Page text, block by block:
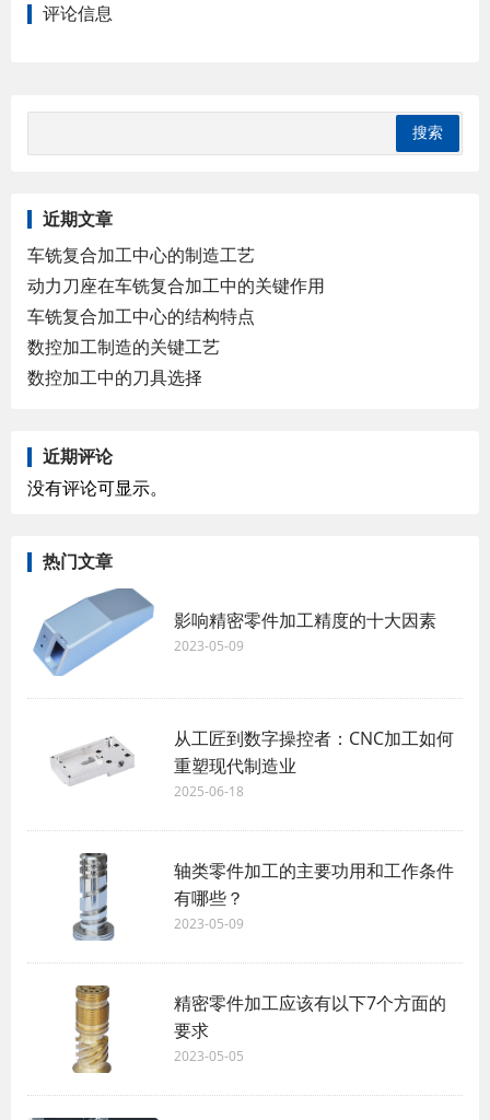
评论信息
近期文章
车铣复合加工中心的制造工艺
动力刀座在车铣复合加工中的关键作用
车铣复合加工中心的结构特点
数控加工制造的关键工艺
数控加工中的刀具选择
近期评论
没有评论可显示。
热门文章
影响精密零件加工精度的十大因素
2023-05-09
从工匠到数字操控者：CNC加工如何
重塑现代制造业
2025-06-18
轴类零件加工的主要功用和工作条件
有哪些？
2023-05-09
精密零件加工应该有以下7个方面的
要求
2023-05-05